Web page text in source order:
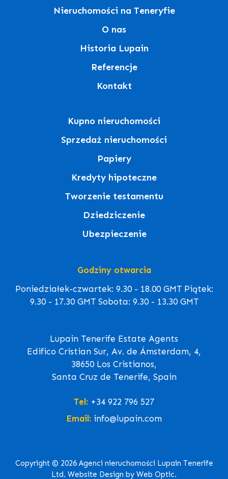
Nieruchomości na Teneryfie
O nas
Historia Lupain
Referencje
Kontakt
Kupno nieruchomości
Sprzedaż nieruchomości
Papiery
Kredyty hipoteczne
Tworzenie testamentu
Dziedziczenie
Ubezpieczenie
Godziny otwarcia
Poniedziałek-czwartek: 9.30 - 18.00 GMT Piątek:
9.30 - 17.30 GMT Sobota: 9.30 - 13.30 GMT
Lupain Tenerife Estate Agents
Edifico Cristian Sur, Av. de Ámsterdam, 4,
38650 Los Cristianos,
Santa Cruz de Tenerife, Spain
Tel: +34 922 796 527
Email: info@lupain.com
Copyright © 2026 Agenci nieruchomości Lupain Tenerife
Ltd. Website Design by Web Optic.